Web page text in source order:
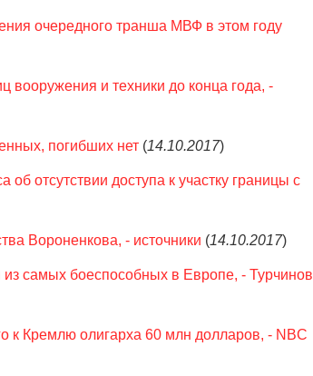
очередного транша МВФ в этом году
вооружения и техники до конца года, -
погибших нет (14.10.2017)
отсутствии доступа к участку границы с
Вороненкова, - источники (14.10.2017)
самых боеспособных в Европе, - Турчинов
к Кремлю олигарха 60 млн долларов, - NBC